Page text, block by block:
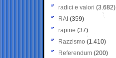
radici e valori (3.682)
RAI (359)
rapine (37)
Razzismo (1.410)
Referendum (200)